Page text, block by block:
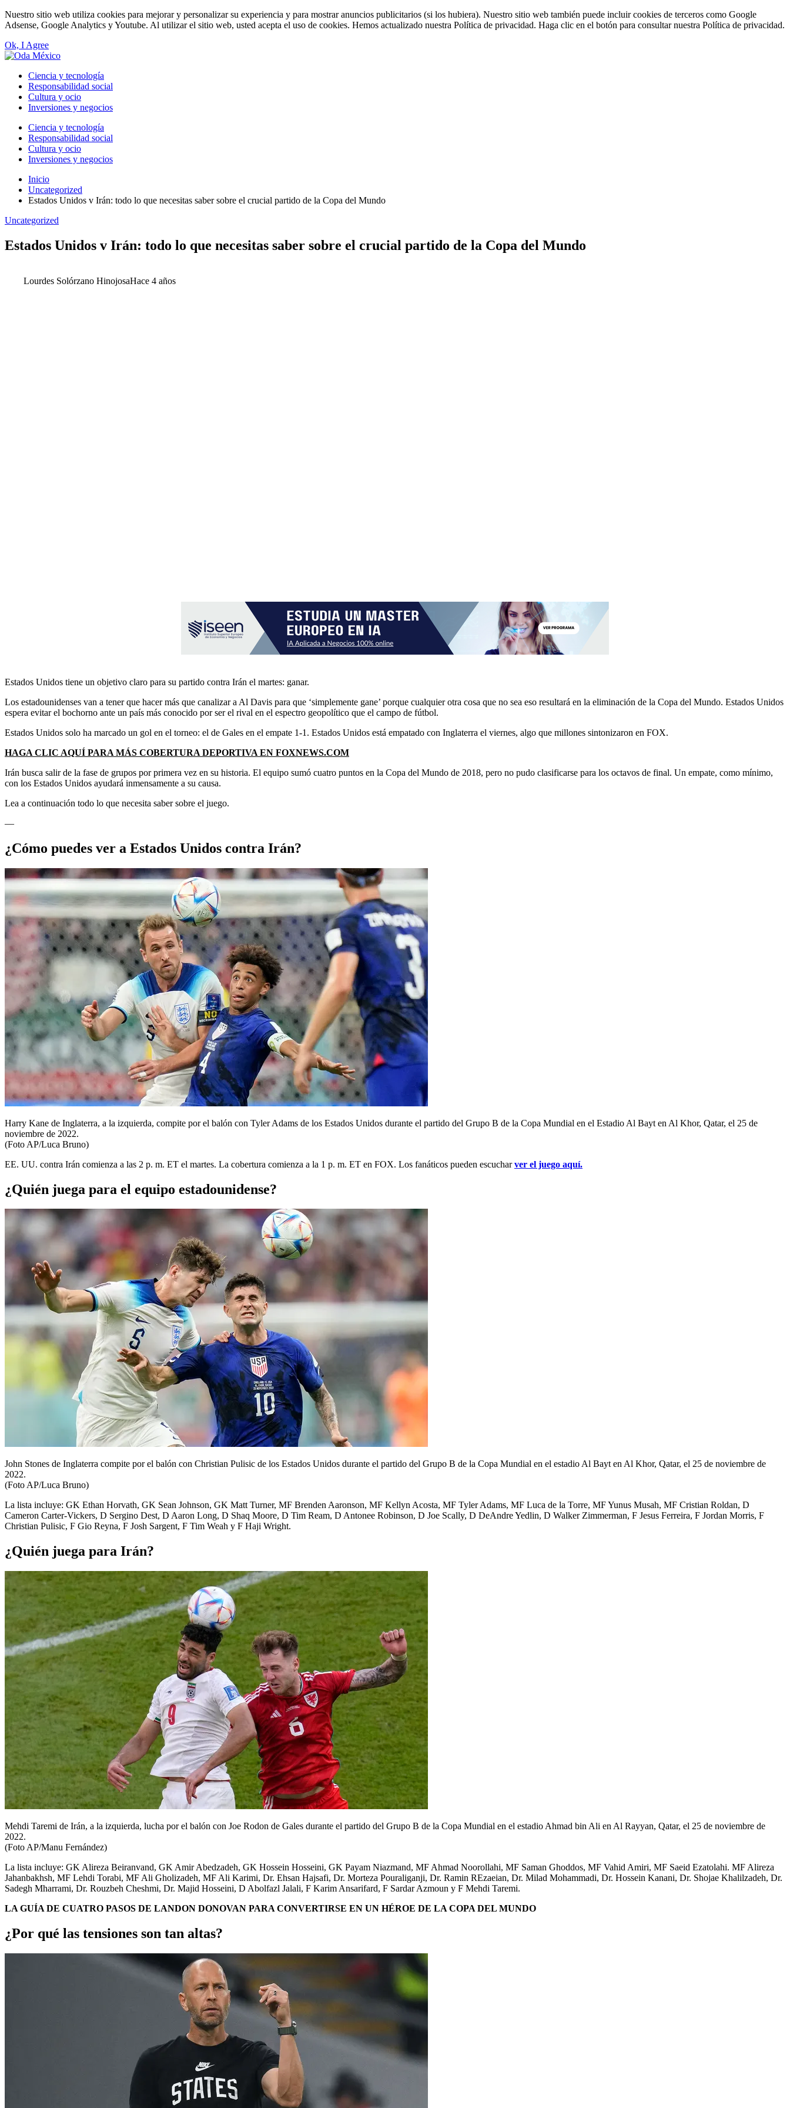
Nuestro sitio web utiliza cookies para mejorar y personalizar su experiencia y para mostrar anuncios publicitarios (si los hubiera). Nuestro sitio web también puede incluir cookies de terceros como Google
Adsense, Google Analytics y Youtube. Al utilizar el sitio web, usted acepta el uso de cookies. Hemos actualizado nuestra Política de privacidad. Haga clic en el botón para consultar nuestra Política de privacidad.
Ok, I Agree
Ciencia y tecnología
Responsabilidad social
Cultura y ocio
Inversiones y negocios
Ciencia y tecnología
Responsabilidad social
Cultura y ocio
Inversiones y negocios
Inicio
Uncategorized
Estados Unidos v Irán: todo lo que necesitas saber sobre el crucial partido de la Copa del Mundo
Uncategorized
Estados Unidos v Irán: todo lo que necesitas saber sobre el crucial partido de la Copa del Mundo
Lourdes Solórzano HinojosaHace 4 años
Estados Unidos tiene un objetivo claro para su partido contra Irán el martes: ganar.
Los estadounidenses van a tener que hacer más que canalizar a Al Davis para que ‘simplemente gane’ porque cualquier otra cosa que no sea eso resultará en la eliminación de la Copa del Mundo. Estados Unidos
espera evitar el bochorno ante un país más conocido por ser el rival en el espectro geopolítico que el campo de fútbol.
Estados Unidos solo ha marcado un gol en el torneo: el de Gales en el empate 1-1. Estados Unidos está empatado con Inglaterra el viernes, algo que millones sintonizaron en FOX.
HAGA CLIC AQUÍ PARA MÁS COBERTURA DEPORTIVA EN FOXNEWS.COM
Irán busca salir de la fase de grupos por primera vez en su historia. El equipo sumó cuatro puntos en la Copa del Mundo de 2018, pero no pudo clasificarse para los octavos de final. Un empate, como mínimo,
con los Estados Unidos ayudará inmensamente a su causa.
Lea a continuación todo lo que necesita saber sobre el juego.
—
¿Cómo puedes ver a Estados Unidos contra Irán?
Harry Kane de Inglaterra, a la izquierda, compite por el balón con Tyler Adams de los Estados Unidos durante el partido del Grupo B de la Copa Mundial en el Estadio Al Bayt en Al Khor, Qatar, el 25 de
noviembre de 2022.
(Foto AP/Luca Bruno)
EE. UU. contra Irán comienza a las 2 p. m. ET el martes. La cobertura comienza a la 1 p. m. ET en FOX. Los fanáticos pueden escucharver el juego aquí.
¿Quién juega para el equipo estadounidense?
John Stones de Inglaterra compite por el balón con Christian Pulisic de los Estados Unidos durante el partido del Grupo B de la Copa Mundial en el estadio Al Bayt en Al Khor, Qatar, el 25 de noviembre de
2022.
(Foto AP/Luca Bruno)
La lista incluye: GK Ethan Horvath, GK Sean Johnson, GK Matt Turner, MF Brenden Aaronson, MF Kellyn Acosta, MF Tyler Adams, MF Luca de la Torre, MF Yunus Musah, MF Cristian Roldan, D
Cameron Carter-Vickers, D Sergino Dest, D Aaron Long, D Shaq Moore, D Tim Ream, D Antonee Robinson, D Joe Scally, D DeAndre Yedlin, D Walker Zimmerman, F Jesus Ferreira, F Jordan Morris, F
Christian Pulisic, F Gio Reyna, F Josh Sargent, F Tim Weah y F Haji Wright.
¿Quién juega para Irán?
Mehdi Taremi de Irán, a la izquierda, lucha por el balón con Joe Rodon de Gales durante el partido del Grupo B de la Copa Mundial en el estadio Ahmad bin Ali en Al Rayyan, Qatar, el 25 de noviembre de
2022.
(Foto AP/Manu Fernández)
La lista incluye: GK Alireza Beiranvand, GK Amir Abedzadeh, GK Hossein Hosseini, GK Payam Niazmand, MF Ahmad Noorollahi, MF Saman Ghoddos, MF Vahid Amiri, MF Saeid Ezatolahi. MF Alireza
Jahanbakhsh, MF Lehdi Torabi, MF Ali Gholizadeh, MF Ali Karimi, Dr. Ehsan Hajsafi, Dr. Morteza Pouraliganji, Dr. Ramin REzaeian, Dr. Milad Mohammadi, Dr. Hossein Kanani, Dr. Shojae Khalilzadeh, Dr.
Sadegh Mharrami, Dr. Rouzbeh Cheshmi, Dr. Majid Hosseini, D Abolfazl Jalali, F Karim Ansarifard, F Sardar Azmoun y F Mehdi Taremi.
LA GUÍA DE CUATRO PASOS DE LANDON DONOVAN PARA CONVERTIRSE EN UN HÉROE DE LA COPA DEL MUNDO
¿Por qué las tensiones son tan altas?